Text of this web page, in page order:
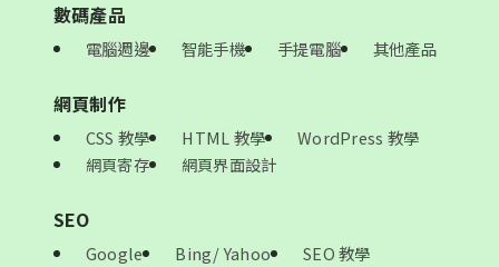
數碼產品
電腦週邊 智能手機 手提電腦 其他產品
網頁制作
CSS 教學 HTML 教學
WordPress 教學
網頁寄存
網頁界面設計
SEO
Google Bing/ Yahoo SEO 教學